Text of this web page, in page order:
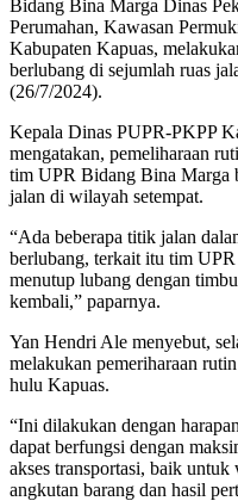
Bidang Bina Marga Dinas
Perumahan, Kawasan
Kabupaten Kapuas,
berlubang di sejumlah ruas
(26/7/2024).
Kepala Dinas PUPR-PKPP
mengatakan, pemeliharaan
tim UPR Bidang Bina Marga
jalan di wilayah setempat.
“Ada beberapa titik jalan
berlubang, terkait itu tim
menutup lubang dengan
kembali,” paparnya.
Yan Hendri Ale menyebut,
melakukan pemeriharaan
hulu Kapuas.
“Ini dilakukan dengan
dapat berfungsi dengan
akses transportasi, baik
angkutan barang dan hasil